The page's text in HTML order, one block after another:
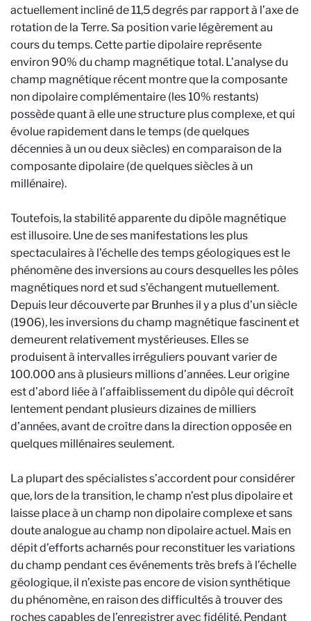
actuellement incliné de 11,5 degrés par rapport à l’axe de
rotation de la Terre. Sa position varie légèrement au
cours du temps. Cette partie dipolaire représente
environ 90% du champ magnétique total. L’analyse du
champ magnétique récent montre que la composante
non dipolaire complémentaire (les 10% restants)
possède quant à elle une structure plus complexe, et qui
évolue rapidement dans le temps (de quelques
décennies à un ou deux siècles) en comparaison de la
composante dipolaire (de quelques siècles à un
millénaire).
Toutefois, la stabilité apparente du dipôle magnétique
est illusoire. Une de ses manifestations les plus
spectaculaires à l’échelle des temps géologiques est le
phénomène des inversions au cours desquelles les pôles
magnétiques nord et sud s’échangent mutuellement.
Depuis leur découverte par Brunhes il y a plus d’un siècle
(1906), les inversions du champ magnétique fascinent et
demeurent relativement mystérieuses. Elles se
produisent à intervalles irréguliers pouvant varier de
100.000 ans à plusieurs millions d’années. Leur origine
est d’abord liée à l’affaiblissement du dipôle qui décroît
lentement pendant plusieurs dizaines de milliers
d’années, avant de croître dans la direction opposée en
quelques millénaires seulement.
La plupart des spécialistes s’accordent pour considérer
que, lors de la transition, le champ n’est plus dipolaire et
laisse place à un champ non dipolaire complexe et sans
doute analogue au champ non dipolaire actuel. Mais en
dépit d’efforts acharnés pour reconstituer les variations
du champ pendant ces événements très brefs à l’échelle
géologique, il n’existe pas encore de vision synthétique
du phénomène, en raison des difficultés à trouver des
roches capables de l’enregistrer avec fidélité. Pendant